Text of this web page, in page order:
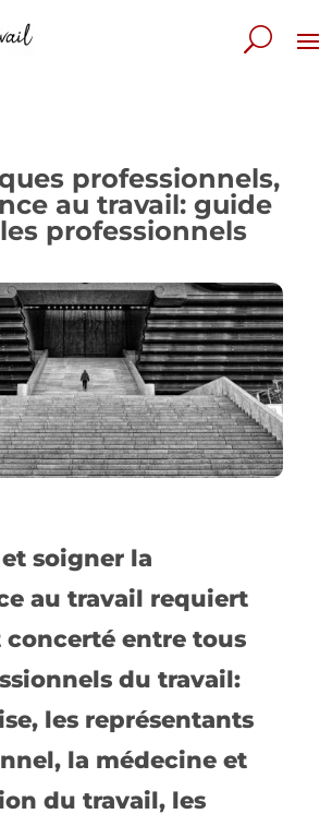
professionnels,
au travail: guide
professionnels
soigner la
au travail requiert
entre tous
du travail:
les représentants
la médecine et
du travail, les